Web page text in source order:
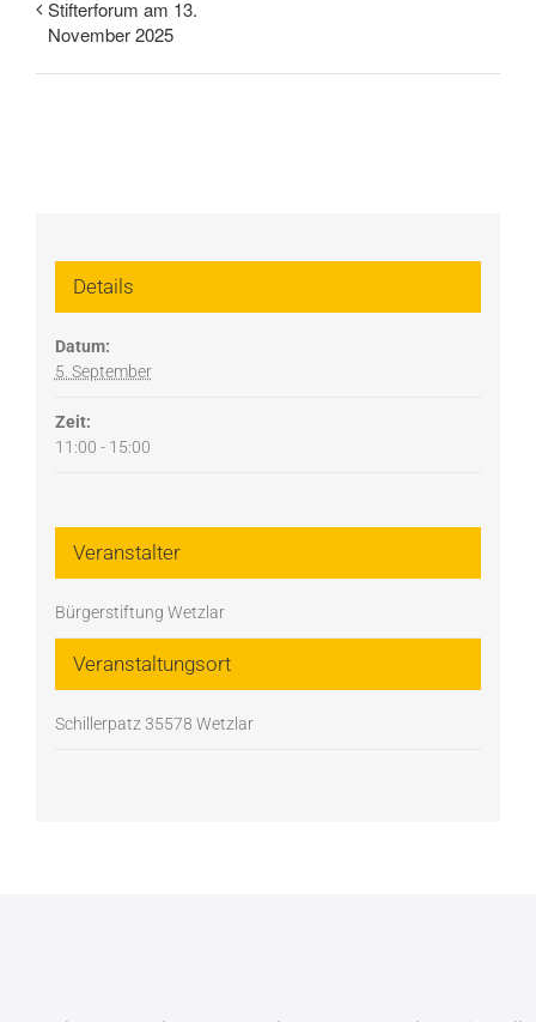
Stifterforum am 13.
November 2025
Details
Datum:
5. September
Zeit:
11:00 - 15:00
Veranstaltungsort
Schillerpatz 35578 Wetzlar
Veranstalter
Bürgerstiftung Wetzlar